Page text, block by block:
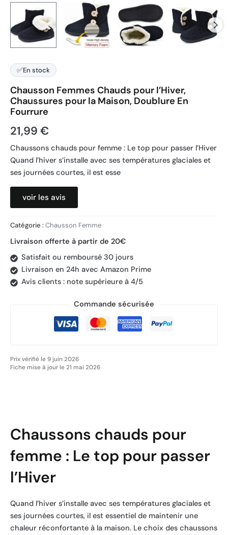
✅En stock
Chausson Femmes Chauds pour l’Hiver,
Chaussures pour la Maison, Doublure En
Fourrure
21,99 €
Chaussons chauds pour femme : Le top pour passer l’Hiver
Quand l’hiver s’installe avec ses températures glaciales et
ses journées courtes, il est esse
voir les avis
Catégorie :Chausson Femme
Livraison offerte à partir de 20€
Satisfait ou remboursé 30 jours
Livraison en 24h avec Amazon Prime
Avis clients : note supérieure à 4/5
Commande sécurisée
Prix vérifié le 9 juin 2026
Fiche mise à jour le 21 mai 2026
Chaussons chauds pour
femme : Le top pour passer
l’Hiver
Quand l’hiver s’installe avec ses températures glaciales et
ses journées courtes, il est essentiel de maintenir une
chaleur réconfortante à la maison. Le choix des chaussons